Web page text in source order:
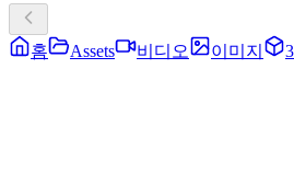
홈 Assets 비디오 이미지